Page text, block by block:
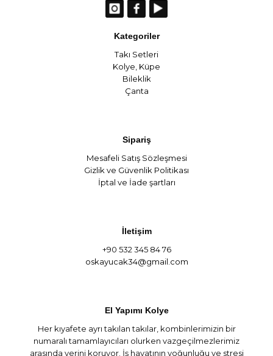
Kategoriler
Takı Setleri
Kolye Küpe
Bileklik
Çanta
Sipariş
Mesafeli Satış Sözleşmesi
Gizlik ve Güvenlik Politikası
İptal ve İade şartları
İletişim
+90 532 345 84 76
oskayucak34@gmail.com
El Yapımı Kolye
Her kıyafete ayrı takılan takılar, kombinlerimizin bir
numaralı tamamlayıcıları olurken vazgeçilmezlerimiz
arasında yerini koruyor. İş hayatının yoğunluğu ve stresi